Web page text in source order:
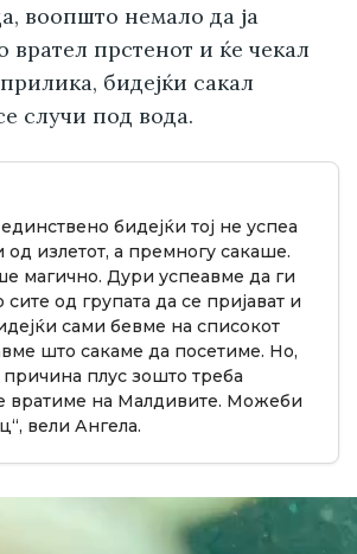
воопшто немало да ја
врател прстенот и ќе чекал
бидејќи сакал
случи под вода.
бидејќи тој не успеа
излетот, а премногу сакаше.
магично. Дури успеавме да ги
од групата да се пријават и
сами бевме на списокот
што сакаме да посетиме. Но,
причина плус зошто треба
вратиме на Малдивите. Можеби
вели Ангела.